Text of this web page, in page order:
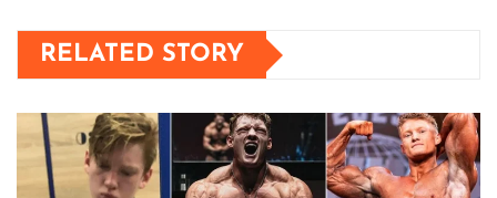
RELATED STORY